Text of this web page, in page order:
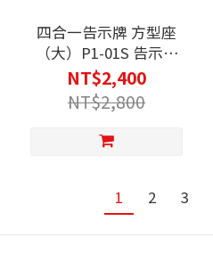
四合一告示牌 方型座
（大）P1-01S 告示牌
公佈欄 指示牌 公告牌
牌子 通知牌 站立式插牌
NT$2,400
NT$2,800
1 2 3